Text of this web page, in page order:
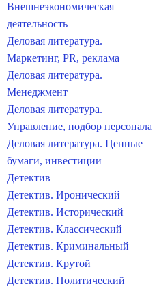
Внешнеэкономическая
деятельность
Деловая литература.
Маркетинг, PR, реклама
Деловая литература.
Менеджмент
Деловая литература.
Управление, подбор персонала
Деловая литература. Ценные
бумаги, инвестиции
Детектив
Детектив. Иронический
Детектив. Исторический
Детектив. Классический
Детектив. Криминальный
Детектив. Крутой
Детектив. Политический